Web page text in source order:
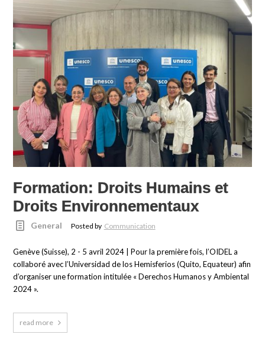
Formation: Droits Humains et
Droits Environnementaux
General Posted by Communication
Genève (Suisse), 2 - 5 avril 2024 | Pour la première fois, l’OIDEL a
collaboré avec l’Universidad de los Hemisferios (Quito, Equateur) afin
d’organiser une formation intitulée « Derechos Humanos y Ambiental
2024 ».
read more